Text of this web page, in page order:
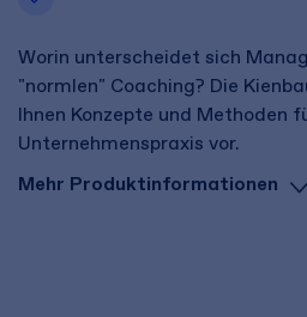
Worin unterscheidet sich
"normlen" Coaching? Die
Ihnen Konzepte und Methoden
Unternehmenspraxis vor.
Mehr Produktinformationen